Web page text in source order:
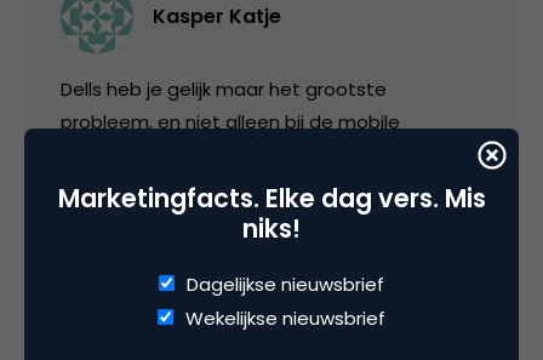
Kasper Katje
Dells heb je gelijk maar het grootste
probleem, en niet alleen bij de mobile
weinig waargemaakt wordt.
En de huidige ‘geaccepteerde/ingeburgerde’
vormen zijn nog niet eens uitgekristalliseerd.
Waarom fantaseren over UMTS/MMS en
Marketingfacts. Elke dag vers. Mis
niks!
Dagelijkse nieuwsbrief
Wekelijkse nieuwsbrief